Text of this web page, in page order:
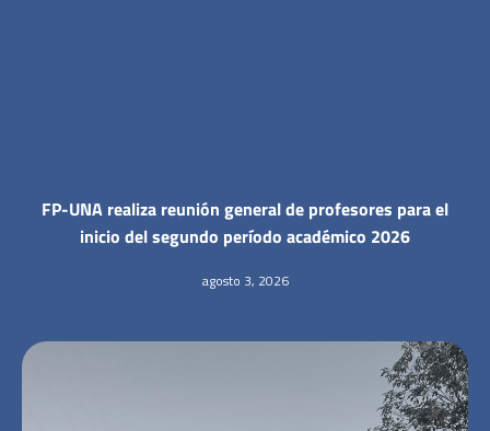
FP-UNA realiza reunión general de profesores para el
inicio del segundo período académico 2026
agosto 3, 2026